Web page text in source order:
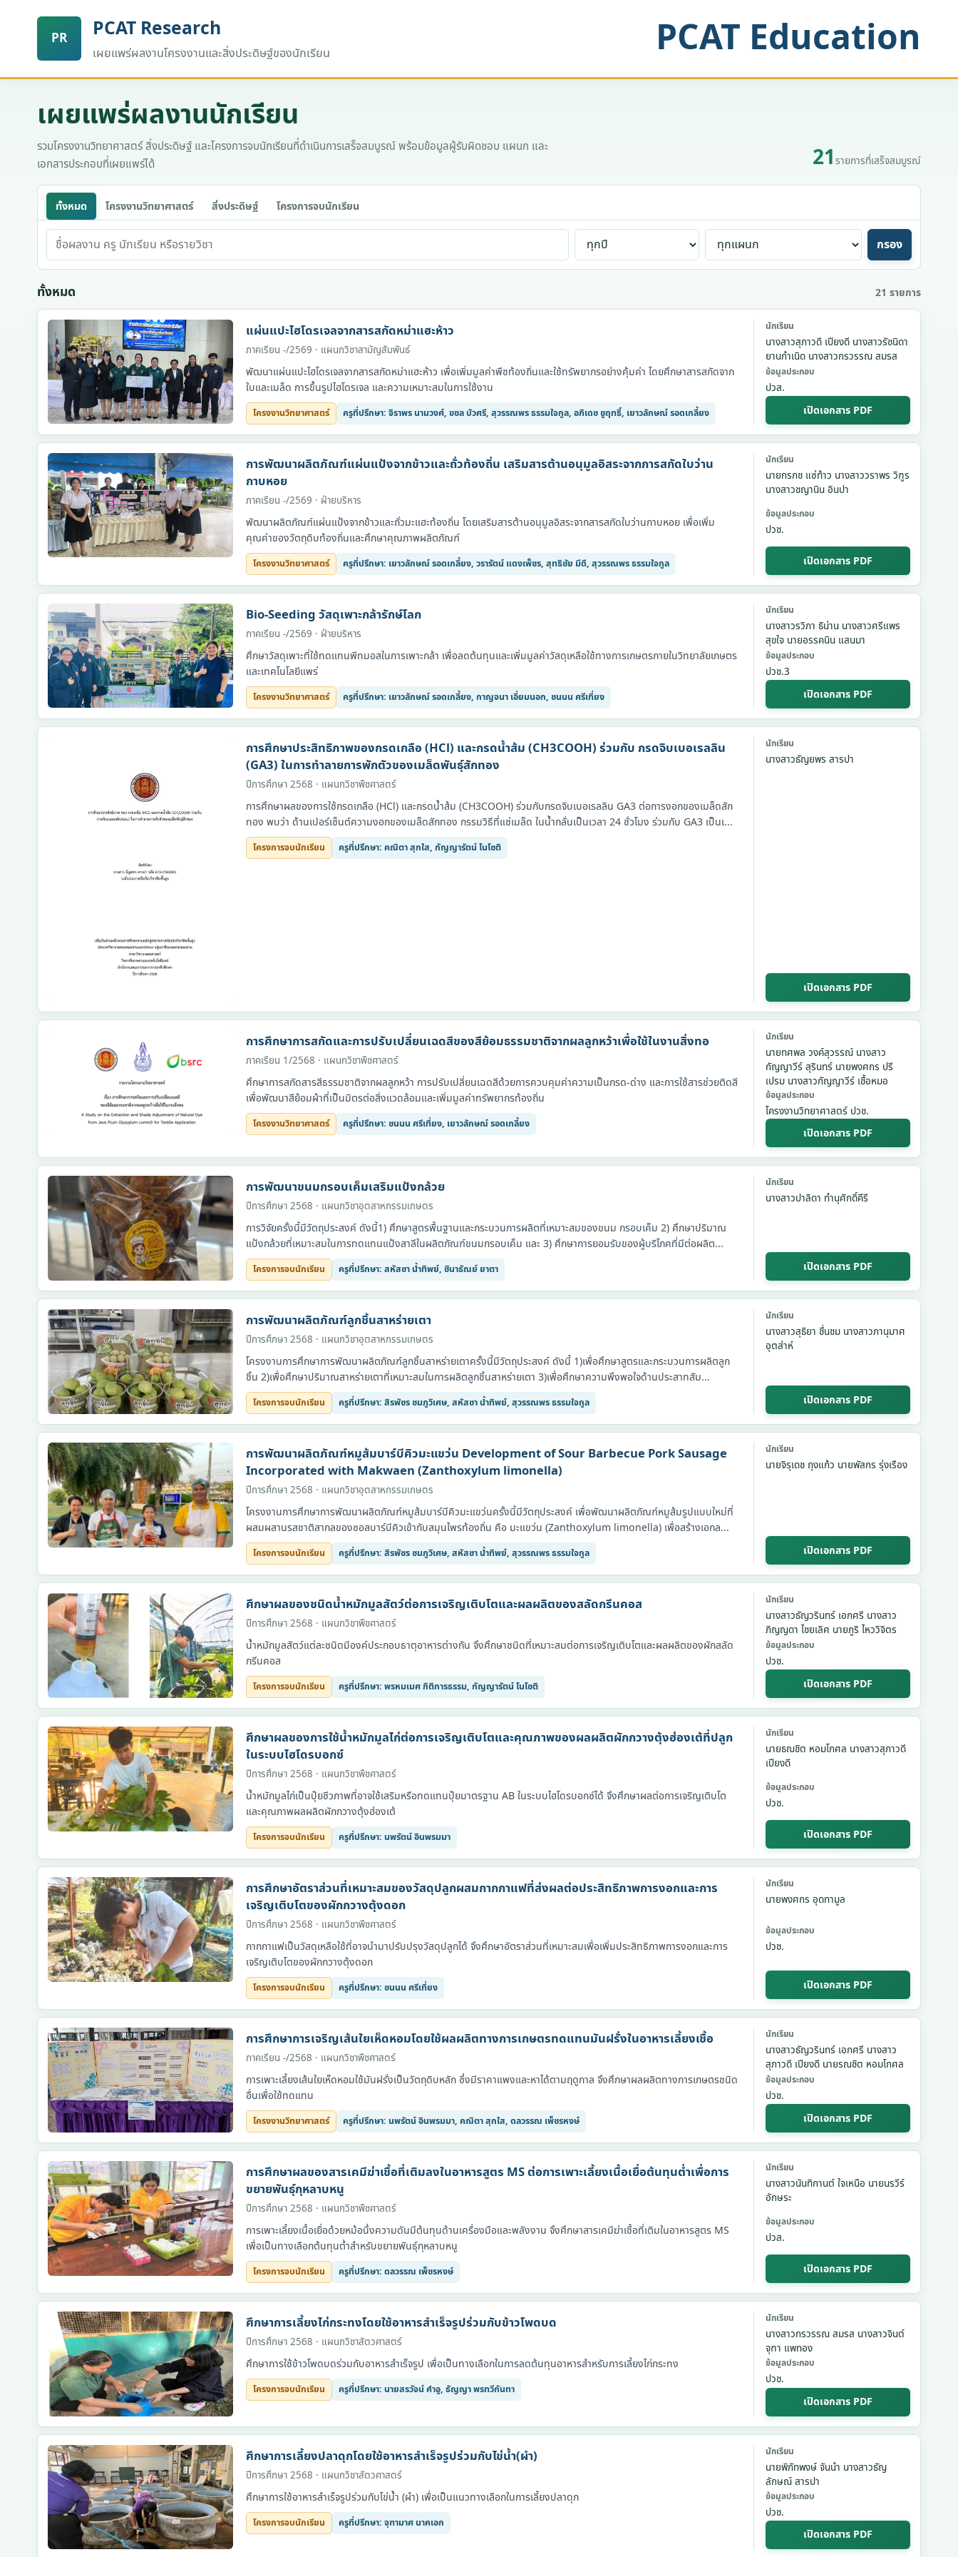
PCAT Research
เผยแพร่ผลงานโครงงานและสิ่งประดิษฐ์ของนักเรียน PCAT Education
เผยแพร่ผลงานนักเรียน
รวมโครงงานวิทยาศาสตร์ สิ่งประดิษฐ์ และโครงการจบนักเรียนที่ดำเนินการเสร็จสมบูรณ์ พร้อมข้อมูลผู้รับผิดชอบ แผนก และ
เอกสารประกอบที่เผยแพร่ได้
21รายการที่เสร็จสมบูรณ์
ทั้งหมด โครงงานวิทยาศาสตร์ สิ่งประดิษฐ์ โครงการจบนักเรียน
ค้นหา
ปี
การ
ศึกษา
แผนก กรอง
ทั้งหมด 21 รายการ
โครงงานวิทยาศาสตร์
แผ่นแปะไฮโดรเจลจากสารสกัดหม่าแฮะห้าว
ภาคเรียน -/2569 · แผนกวิชาสามัญสัมพันธ์
พัฒนาแผ่นแปะไฮโดรเจลจากสารสกัดหม่าแฮะห้าว เพื่อเพิ่มมูลค่าพืชท้องถิ่นและใช้ทรัพยากรอย่างคุ้มค่า โดยศึกษาสารสกัดจาก
ใบและเมล็ด การขึ้นรูปไฮโดรเจล และความเหมาะสมในการใช้งาน
โครงงานวิทยาศาสตร์ ครูที่ปรึกษา: จิราพร นามวงศ์, ขชล บัวศรี, สุวรรณพร ธรรมใจกูล, อภิเดช ชูฤทธิ์, เยาวลักษณ์ รอดเกลี้ยง
นักเรียน
นางสาวสุภาวดี เปียงดี นางสาวรัชนิดา
ยานกำเนิด นางสาวกรวรรณ สมรส
ข้อมูลประกอบ
ปวส.
เปิดเอกสาร PDF
การพัฒนาผลิตภัณฑ์แผ่นแป้งจากข้าวและถั่วท้องถิ่น เสริมสารต้านอนุมูลอิสระจากการสกัดใบว่าน
กาบหอย
ภาคเรียน -/2569 · ฝ่ายบริหาร
พัฒนาผลิตภัณฑ์แผ่นแป้งจากข้าวและถั่วมะแฮะท้องถิ่น โดยเสริมสารต้านอนุมูลอิสระจากสารสกัดใบว่านกาบหอย เพื่อเพิ่ม
คุณค่าของวัตถุดิบท้องถิ่นและศึกษาคุณภาพผลิตภัณฑ์
โครงงานวิทยาศาสตร์ ครูที่ปรึกษา: เยาวลักษณ์ รอดเกลี้ยง, วรารัตน์ แดงเพ็ชร, สุทธิชัย มีดี, สุวรรณพร ธรรมใจกูล
นักเรียน
นายกรกช แซ่ท้าว นางสาววราพร วิฑูร
นางสาวชญานิน อินปา
ข้อมูลประกอบ
ปวช.
เปิดเอกสาร PDF
โครงงานวิทยาศาสตร์
Bio-Seeding วัสดุเพาะกล้ารักษ์โลก
ภาคเรียน -/2569 · ฝ่ายบริหาร
ศึกษาวัสดุเพาะที่ใช้ทดแทนพีทมอสในการเพาะกล้า เพื่อลดต้นทุนและเพิ่มมูลค่าวัสดุเหลือใช้ทางการเกษตรภายในวิทยาลัยเกษตร
และเทคโนโลยีแพร่
โครงงานวิทยาศาสตร์ ครูที่ปรึกษา: เยาวลักษณ์ รอดเกลี้ยง, กาญจนา เอี่ยมนอก, ชนนน ศรีเที่ยง
นักเรียน
นางสาวรวิภา ธิน่าน นางสาวศรีแพร
สุขใจ นายอรรคนิน แสนมา
ข้อมูลประกอบ
ปวช.3
เปิดเอกสาร PDF
โครงการจบนักเรียน
การศึกษาประสิทธิภาพของกรดเกลือ (HCl) และกรดน้ำส้ม (CH3COOH) ร่วมกับ กรดจิบเบอเรลลิน
(GA3) ในการทำลายการพักตัวของเมล็ดพันธุ์สักทอง
ปีการศึกษา 2568 · แผนกวิชาพืชศาสตร์
การศึกษาผลของการใช้กรดเกลือ (HCl) และกรดน้ำส้ม (CH3COOH) ร่วมกับกรดจิบเบอเรลลิน GA3 ต่อการงอกของเมล็ดสัก
ทอง พบว่า ด้านเปอร์เซ็นต์ความงอกของเมล็ดสักทอง กรรมวิธีที่แช่เมล็ด ในน้ำกลั่นเป็นเวลา 24 ชั่วโมง ร่วมกับ GA3 เป็นเ...
โครงการจบนักเรียน ครูที่ปรึกษา: คณิตา สุกใส, กัญญารัตน์ โนโชติ
นักเรียน
นางสาวธัญยพร สารปา
เปิดเอกสาร PDF
โครงงานวิทยาศาสตร์
การศึกษาการสกัดและการปรับเปลี่ยนเฉดสีของสีย้อมธรรมชาติจากผลลูกหว้าเพื่อใช้ในงานสิ่งทอ
ภาคเรียน 1/2568 · แผนกวิชาพืชศาสตร์
ศึกษาการสกัดสารสีธรรมชาติจากผลลูกหว้า การปรับเปลี่ยนเฉดสีด้วยการควบคุมค่าความเป็นกรด-ด่าง และการใช้สารช่วยติดสี
เพื่อพัฒนาสีย้อมผ้าที่เป็นมิตรต่อสิ่งแวดล้อมและเพิ่มมูลค่าทรัพยากรท้องถิ่น
โครงงานวิทยาศาสตร์ ครูที่ปรึกษา: ชนนน ศรีเที่ยง, เยาวลักษณ์ รอดเกลี้ยง
นักเรียน
นายทศพล วงค์สุวรรณ์ นางสาว
กัญญาวีร์ สุรินทร์ นายพงศกร ปรี
เปรม นางสาวกัญญาวีร์ เชื้อหมอ
ข้อมูลประกอบ
โครงงานวิทยาศาสตร์ ปวช.
เปิดเอกสาร PDF
โครงการจบนักเรียน
การพัฒนาขนมกรอบเค็มเสริมแป้งกล้วย
ปีการศึกษา 2568 · แผนกวิชาอุตสาหกรรมเกษตร
การวิจัยครั้งนี้มีวัตถุประสงค์ ดังนี้1) ศึกษาสูตรพื้นฐานและกระบวนการผลิตที่เหมาะสมของขนม กรอบเค็ม 2) ศึกษาปริมาณ
แป้งกล้วยที่เหมาะสมในการทดแทนแป้งสาลีในผลิตภัณฑ์ขนมกรอบเค็ม และ 3) ศึกษาการยอมรับของผู้บริโภคที่มีต่อผลิต...
โครงการจบนักเรียน ครูที่ปรึกษา: สหัสชา น้ำทิพย์, ชินาธัณย์ ยาตา
นักเรียน
นางสาวปาลิดา ทำนุศักดิ์คีรี
เปิดเอกสาร PDF
โครงการจบนักเรียน
การพัฒนาผลิตภัณฑ์ลูกชิ้นสาหร่ายเตา
ปีการศึกษา 2568 · แผนกวิชาอุตสาหกรรมเกษตร
โครงงานการศึกษาการพัฒนาผลิตภัณฑ์ลูกชิ้นสาหร่ายเตาครั้งนี้มีวัตถุประสงค์ ดังนี้ 1)เพื่อศึกษาสูตรและกระบวนการผลิตลูก
ชิ้น 2)เพื่อศึกษาปริมาณสาหร่ายเตาที่เหมาะสมในการผลิตลูกชิ้นสาหร่ายเตา 3)เพื่อศึกษาความพึงพอใจด้านประสาทสัม...
โครงการจบนักเรียน ครูที่ปรึกษา: สิรพัชร ชมภูวิเศษ, สหัสชา น้ำทิพย์, สุวรรณพร ธรรมใจกูล
นักเรียน
นางสาวสุธิยา ชื่นชม นางสาวภานุมาศ
อุตส่าห์
เปิดเอกสาร PDF
การพัฒนาผลิตภัณฑ์หมูส้มบาร์บีคิวมะแขว่น Development of Sour Barbecue Pork Sausage
Incorporated with Makwaen (Zanthoxylum limonella)
ปีการศึกษา 2568 · แผนกวิชาอุตสาหกรรมเกษตร
โครงงานการศึกษาการพัฒนาผลิตภัณฑ์หมูส้มบาร์บีคิวมะแขว่นครั้งนี้มีวัตถุประสงค์ เพื่อพัฒนาผลิตภัณฑ์หมูส้มรูปแบบใหม่ที่
ผสมผสานรสชาติสากลของซอสบาร์บีคิวเข้ากับสมุนไพรท้องถิ่น คือ มะแขว่น (Zanthoxylum limonella) เพื่อสร้างเอกล...
โครงการจบนักเรียน ครูที่ปรึกษา: สิรพัชร ชมภูวิเศษ, สหัสชา น้ำทิพย์, สุวรรณพร ธรรมใจกูล
นักเรียน
นายจิรุเดช ถุงแก้ว นายพัสกร รุ่งเรือง
เปิดเอกสาร PDF
โครงการจบนักเรียน
ศึกษาผลของชนิดน้ำหมักมูลสัตว์ต่อการเจริญเติบโตและผลผลิตของสลัดกรีนคอส
ปีการศึกษา 2568 · แผนกวิชาพืชศาสตร์
น้ำหมักมูลสัตว์แต่ละชนิดมีองค์ประกอบธาตุอาหารต่างกัน จึงศึกษาชนิดที่เหมาะสมต่อการเจริญเติบโตและผลผลิตของผักสลัด
กรีนคอส
โครงการจบนักเรียน ครูที่ปรึกษา: พรหมเมศ กิติการธรรม, กัญญารัตน์ โนโชติ
นักเรียน
นางสาวธัญวรินทร์ เอกศรี นางสาว
ภิญญดา ไชยเลิศ นายภูริ ไหววิจิตร
ข้อมูลประกอบ
ปวช.
เปิดเอกสาร PDF
ศึกษาผลของการใช้น้ำหมักมูลไก่ต่อการเจริญเติบโตและคุณภาพของผลผลิตผักกวางตุ้งฮ่องเต้ที่ปลูก
ในระบบไฮโดรบอกซ์
ปีการศึกษา 2568 · แผนกวิชาพืชศาสตร์
น้ำหมักมูลไก่เป็นปุ๋ยชีวภาพที่อาจใช้เสริมหรือทดแทนปุ๋ยมาตรฐาน AB ในระบบไฮโดรบอกซ์ได้ จึงศึกษาผลต่อการเจริญเติบโต
และคุณภาพผลผลิตผักกวางตุ้งฮ่องเต้
โครงการจบนักเรียน ครูที่ปรึกษา: นพรัตน์ อินพรมมา
นักเรียน
นายธณชิต หอมโกศล นางสาวสุภาวดี
เปียงดี
ข้อมูลประกอบ
ปวช.
เปิดเอกสาร PDF
การศึกษาอัตราส่วนที่เหมาะสมของวัสดุปลูกผสมกากกาแฟที่ส่งผลต่อประสิทธิภาพการงอกและการ
เจริญเติบโตของผักกวางตุ้งดอก
ปีการศึกษา 2568 · แผนกวิชาพืชศาสตร์
กากกาแฟเป็นวัสดุเหลือใช้ที่อาจนำมาปรับปรุงวัสดุปลูกได้ จึงศึกษาอัตราส่วนที่เหมาะสมเพื่อเพิ่มประสิทธิภาพการงอกและการ
เจริญเติบโตของผักกวางตุ้งดอก
โครงการจบนักเรียน ครูที่ปรึกษา: ชนนน ศรีเที่ยง
นักเรียน
นายพงศกร อุดทามูล
ข้อมูลประกอบ
ปวช.
เปิดเอกสาร PDF
โครงงานวิทยาศาสตร์
การศึกษาการเจริญเส้นใยเห็ดหอมโดยใช้ผลผลิตทางการเกษตรทดแทนมันฝรั่งในอาหารเลี้ยงเชื้อ
ภาคเรียน -/2568 · แผนกวิชาพืชศาสตร์
การเพาะเลี้ยงเส้นใยเห็ดหอมใช้มันฝรั่งเป็นวัตถุดิบหลัก ซึ่งมีราคาแพงและหาได้ตามฤดูกาล จึงศึกษาผลผลิตทางการเกษตรชนิด
อื่นเพื่อใช้ทดแทน
โครงงานวิทยาศาสตร์ ครูที่ปรึกษา: นพรัตน์ อินพรมมา, คณิตา สุกใส, ดลวรรณ เพ็ชรหงษ์
นักเรียน
นางสาวธัญวรินทร์ เอกศรี นางสาว
สุภาวดี เปียงดี นายรณชิต หอมโกศล
ข้อมูลประกอบ
ปวช.
เปิดเอกสาร PDF
โครงการจบนักเรียน
การศึกษาผลของสารเคมีฆ่าเชื้อที่เติมลงในอาหารสูตร MS ต่อการเพาะเลี้ยงเนื้อเยื่อต้นทุนต่ำเพื่อการ
ขยายพันธุ์กุหลาบหนู
ปีการศึกษา 2568 · แผนกวิชาพืชศาสตร์
การเพาะเลี้ยงเนื้อเยื่อด้วยหม้อนึ่งความดันมีต้นทุนด้านเครื่องมือและพลังงาน จึงศึกษาสารเคมีฆ่าเชื้อที่เติมในอาหารสูตร MS
เพื่อเป็นทางเลือกต้นทุนต่ำสำหรับขยายพันธุ์กุหลาบหนู
โครงการจบนักเรียน ครูที่ปรึกษา: ดลวรรณ เพ็ชรหงษ์
นักเรียน
นางสาวนันทิกานต์ ใจเหนือ นายนรวีร์
อักษระ
ข้อมูลประกอบ
ปวส.
เปิดเอกสาร PDF
โครงการจบนักเรียน
ศึกษาการเลี้ยงไก่กระทงโดยใช้อาหารสำเร็จรูปร่วมกับข้าวโพดบด
ปีการศึกษา 2568 · แผนกวิชาสัตวศาสตร์
ศึกษาการใช้ข้าวโพดบดร่วมกับอาหารสำเร็จรูป เพื่อเป็นทางเลือกในการลดต้นทุนอาหารสำหรับการเลี้ยงไก่กระทง
โครงการจบนักเรียน ครูที่ปรึกษา: นายสรวัจน์ คำอู, ธัญญา พรทวีกันทา
นักเรียน
นางสาวกรวรรณ สมรส นางสาวจินต์
จุฑา แพทอง
ข้อมูลประกอบ
ปวช.
เปิดเอกสาร PDF
ศึกษาการเลี้ยงปลาดุกโดยใช้อาหารสำเร็จรูปร่วมกับไข่น้ำ(ผำ)
ปีการศึกษา 2568 · แผนกวิชาสัตวศาสตร์
ศึกษาการใช้อาหารสำเร็จรูปร่วมกับไข่น้ำ (ผำ) เพื่อเป็นแนวทางเลือกในการเลี้ยงปลาดุก
โครงการจบนักเรียน ครูที่ปรึกษา: จุฑามาศ นาคเอก
นักเรียน
นายพิภัทพงษ์ จันนำ นางสาวธัญ
ลักษณ์ สารปา
ข้อมูลประกอบ
ปวช.
เปิดเอกสาร PDF